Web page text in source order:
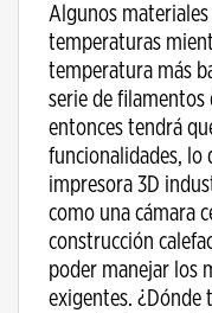
Algunos
temperaturas
temperatura más
serie de filamentos
entonces tendrá
funcionalidades, lo
impresora 3D
como una cámara
construcción
poder manejar los
exigentes. ¿Dónde